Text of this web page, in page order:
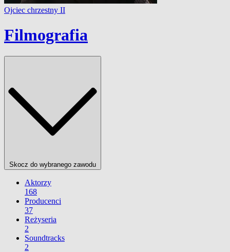
Ojciec chrzestny II
Filmografia
Skocz do wybranego zawodu
Aktorzy
168
Producenci
37
Reżyseria
2
Soundtracks
2